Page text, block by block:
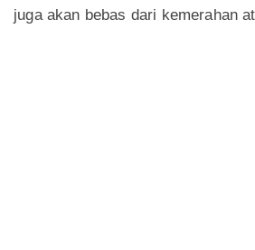
juga akan bebas dari kemerahan